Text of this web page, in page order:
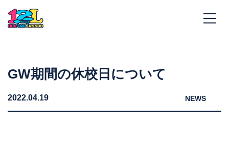
GW期間の休校日について
2022.04.19 NEWS